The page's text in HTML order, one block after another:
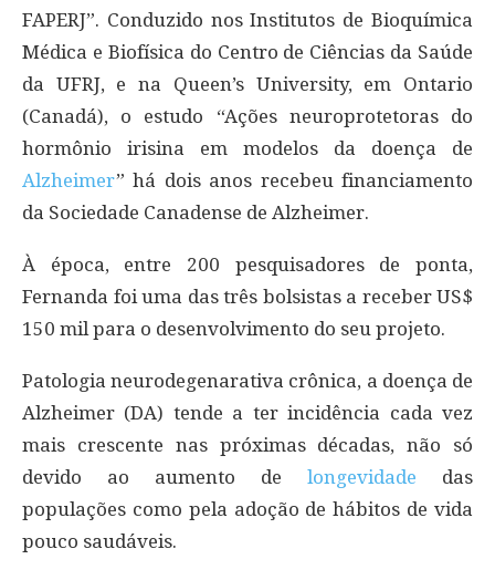
FAPERJ”. Conduzido nos Institutos de Bioquímica
Médica e Biofísica do Centro de Ciências da Saúde
da UFRJ, e na Queen’s University, em Ontario
(Canadá), o estudo “Ações neuroprotetoras do
hormônio irisina em modelos da doença de
Alzheimer” há dois anos recebeu financiamento
da Sociedade Canadense de Alzheimer.
À época, entre 200 pesquisadores de ponta,
Fernanda foi uma das três bolsistas a receber US$
150 mil para o desenvolvimento do seu projeto.
Patologia neurodegenarativa crônica, a doença de
Alzheimer (DA) tende a ter incidência cada vez
mais crescente nas próximas décadas, não só
devido ao aumento de longevidade das
populações como pela adoção de hábitos de vida
pouco saudáveis.